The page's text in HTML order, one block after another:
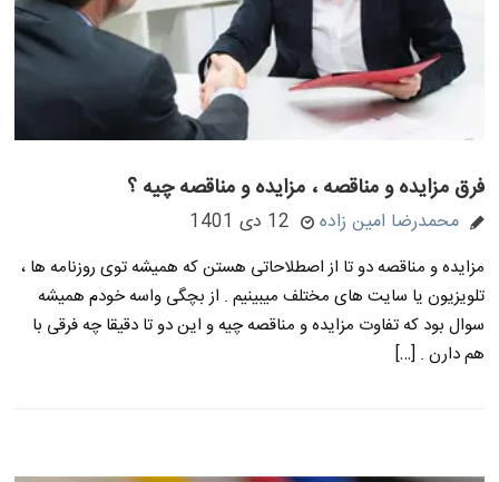
فرق مزایده و مناقصه ، مزایده و مناقصه چیه ؟
محمدرضا امین زاده 12 دی 1401
مزایده و مناقصه دو تا از اصطلاحاتی هستن که همیشه توی روزنامه ها ،
تلویزیون یا سایت های مختلف میبینیم . از بچگی واسه خودم همیشه
سوال بود که تفاوت مزایده و مناقصه چیه و این دو تا دقیقا چه فرقی با
هم دارن . […]